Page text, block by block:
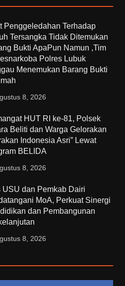
Penggeledahan Terhadap
Tersangka Tidak Ditemukan
Bukti ApaPun Namun ,Tim
Polres Lubuk
Menemukan Barang Bukti
8, 2026
HUT RI ke-81, Polsek
Beliti dan Warga Gelorakan
Indonesia Asri” Lewat
BELIDA
8, 2026
USU dan Pemkab Dairi
MoA, Perkuat Sinergi
dan Pembangunan
8, 2026